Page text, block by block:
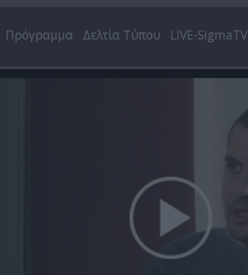
Πρόγραμμα Δελτία Τύπου LIVE-SigmaTV